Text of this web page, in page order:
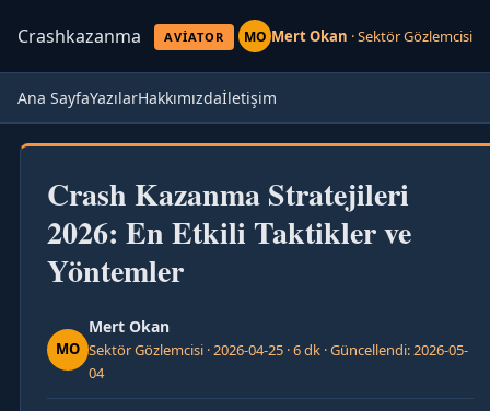
Crashkazanma AVIATOR MO Mert Okan · Sektör Gözlemcisi
Ana SayfaYazılarHakkımızdaİletişim
Crash Kazanma Stratejileri
2026: En Etkili Taktikler ve
Yöntemler
MO
Mert Okan
Sektör Gözlemcisi · 2026-04-25 · 6 dk · Güncellendi: 2026-05-
04